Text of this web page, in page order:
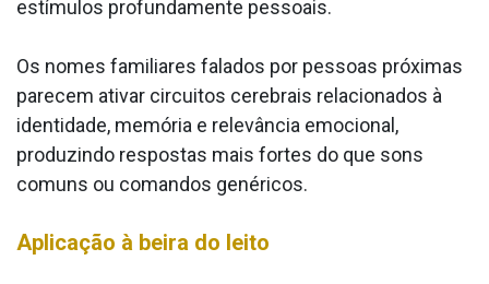
estímulos profundamente pessoais.
Os nomes familiares falados por pessoas próximas
parecem ativar circuitos cerebrais relacionados à
identidade, memória e relevância emocional,
produzindo respostas mais fortes do que sons
comuns ou comandos genéricos.
Aplicação à beira do leito